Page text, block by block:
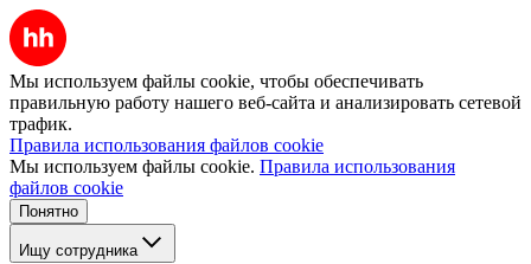
Мы используем файлы cookie, чтобы обеспечивать
правильную работу нашего веб-сайта и анализировать сетевой
трафик.
Правила использования файлов cookie
Мы используем файлы cookie. Правила использования
файлов cookie
Понятно
Ищу сотрудника